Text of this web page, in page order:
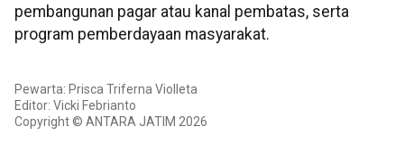
pembangunan pagar atau kanal pembatas, serta
program pemberdayaan masyarakat.
Pewarta: Prisca Triferna Violleta
Editor: Vicki Febrianto
Copyright © ANTARA JATIM 2026